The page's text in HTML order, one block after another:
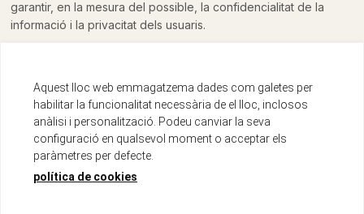
garantir, en la mesura del possible, la confidencialitat de la
informació i la privacitat dels usuaris.
Aquest lloc web emmagatzema dades com galetes per
habilitar la funcionalitat necessària de el lloc, inclosos
anàlisi i personalització. Podeu canviar la seva
configuració en qualsevol moment o acceptar els
paràmetres per defecte.
política de cookies